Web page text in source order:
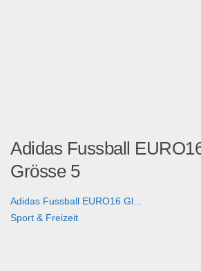
Adidas Fussball
Grösse 5
Adidas Fussball EURO16 Gl...
Sport & Freizeit